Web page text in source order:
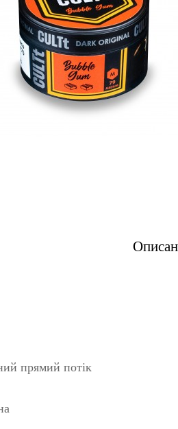
прямий потік